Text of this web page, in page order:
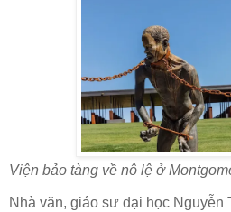
Viện bảo tàng về nô lệ ở
Nhà văn, giáo sư đại học Nguyễn